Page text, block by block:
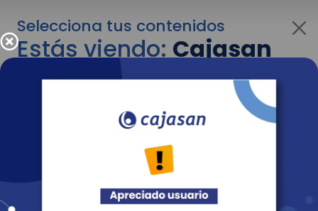
Selecciona tus contenidos
Estás viendo:Cajasan
corporativo
Para cambiar al contenido de tu interés más
adelante recuerda utilizar el menú
Entendido